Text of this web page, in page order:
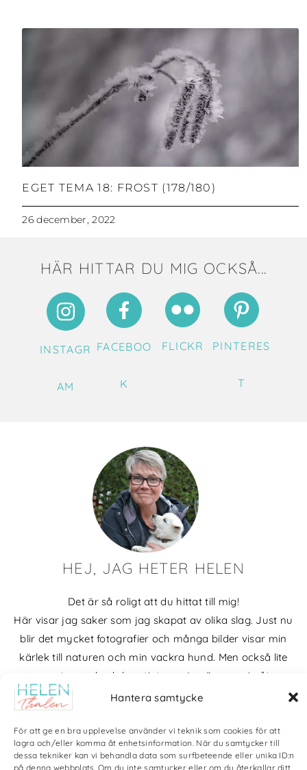
Hantera samtycke
För att ge en bra upplevelse använder vi teknik som cookies för att
lagra och/eller komma åt enhetsinformation. När du samtycker till
dessa tekniker kan vi behandla data som surfbeteende eller unika ID:n
på denna webbplats. Om du inte samtycker eller om du återkallar ditt
EGET TEMA 18: FROST (178/180)
26 december, 2022
HÄR HITTAR DU MIG OCKSÅ...
INSTAGR
AM
FACEBOO
K
FLICKR PINTERES
T
HEJ, JAG HETER HELEN
Det är så roligt att du hittat till mig!
Här visar jag saker som jag skapat av olika slag. Just nu
blir det mycket fotografier och många bilder visar min
kärlek till naturen och min vackra hund. Men också lite
annat pyssel och kreativt som jag ägnar mig åt.
Bloggarkiv